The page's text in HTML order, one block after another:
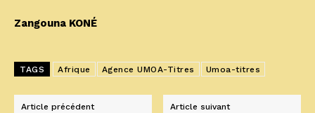
Zangouna KONÉ
TAGS Afrique Agence UMOA-Titres Umoa-titres
Article précédent Article suivant